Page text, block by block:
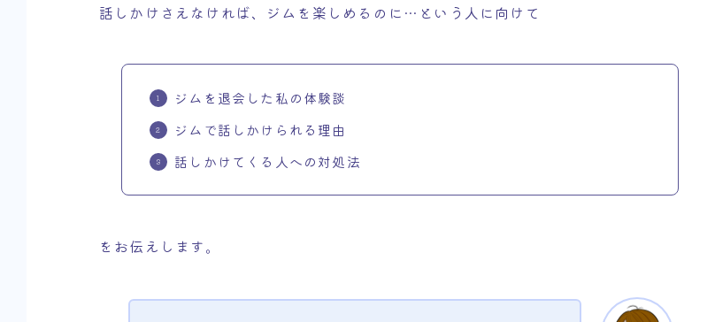
話しかけさえなければ、ジムを楽しめるのに…という人に向けて
ジムを退会した私の体験談
ジムで話しかけられる理由
話しかけてくる人への対処法
をお伝えします。